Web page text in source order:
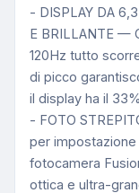
- DISPLAY DA
E BRILLANTE —
120Hz tutto
di picco
il display ha il
- FOTO
per
fotocamera
ottica e ultra-